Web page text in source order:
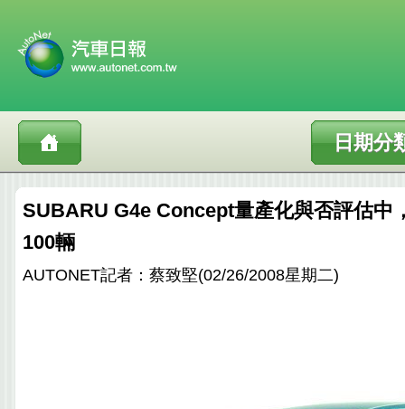
日期分
SUBARU G4e Concept量產化與否評估中
100輛
AUTONET記者：蔡致堅(02/26/2008星期二)